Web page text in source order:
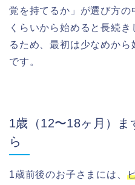
覚を持てるか」が選び方の
くらいから始めると長続
るため、最初は少なめか
です。
1歳（12〜18ヶ月）
ら
1歳前後のお子さまには、